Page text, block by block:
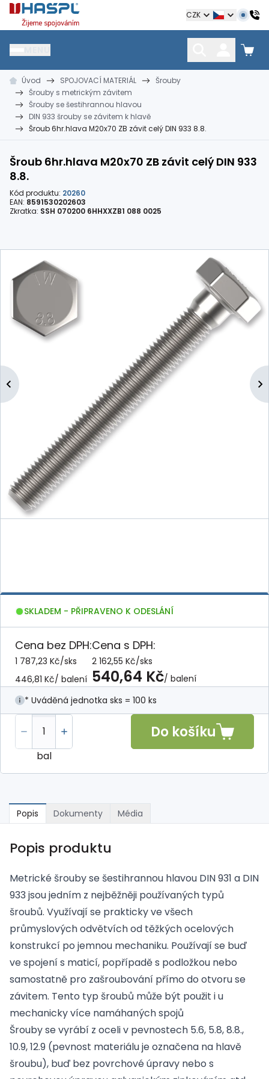
Hašpl CZK
HŘEBÍKY
kramle
SPOJOVACÍ MATERIÁL
vruty, šrouby, matice
KOTEVNÍ TECHNIKA
Úvod SPOJOVACÍ MATERIÁL
Šrouby
Šrouby s metrickým závitem
Šrouby se šestihrannou hlavou
DIN 933 šrouby se závitem k hlavě
Šroub 6hr.hlava M20x70 ZB závit celý DIN 933 8.8.
Šroub 6hr.hlava M20x70 ZB závit celý DIN 933
8.8.
Kód produktu: 20260
EAN: 8591530202603
Zkratka: SSH 070200 6HHXXZB1 088 0025
SKLADEM - PŘIPRAVENO K ODESLÁNÍ
Cena bez DPH:
1 787,23 Kč/sks
446,81 Kč/ balení
Cena s DPH:
2 162,55 Kč/sks
540,64 Kč/ balení
* Uváděná jednotka sks = 100 ks
bal
Do košíku
Popis Dokumenty Média
Popis produktu
Metrické šrouby se šestihrannou hlavou DIN 931 a DIN
933 jsou jedním z nejběžněji používaných typů
šroubů. Využívají se prakticky ve všech
průmyslových odvětvích od těžkých ocelových
konstrukcí po jemnou mechaniku. Používají se buď
ve spojení s maticí, popřípadě s podložkou nebo
samostatně pro zašroubování přímo do otvoru se
závitem. Tento typ šroubů může být použit i u
mechanicky více namáhaných spojů
Šrouby se vyrábí z oceli v pevnostech 5.6, 5.8, 8.8.,
10.9, 12.9 (pevnost materiálu je označena na hlavě
šroubu), buď bez povrchové úpravy nebo s